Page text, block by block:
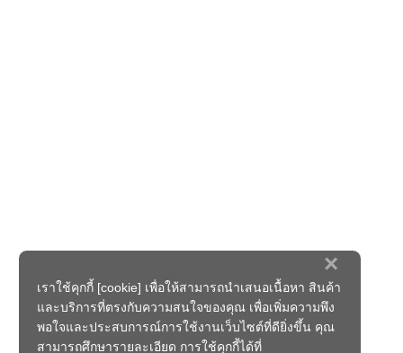
×
เราใช้คุกกี้ [cookie] เพื่อให้สามารถนำเสนอเนื้อหา สินค้า
และบริการที่ตรงกับความสนใจของคุณ เพื่อเพิ่มความพึง
พอใจและประสบการณ์การใช้งานเว็บไซต์ที่ดียิ่งขึ้น คุณ
สามารถศึกษารายละเอียด การใช้คุกกี้ได้ที่